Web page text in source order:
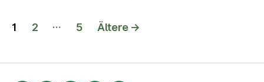
Seitennummerierung
Beiträge
1 2 … 5 Ältere →